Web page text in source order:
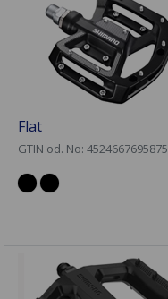
Flat
GTIN od. No: 4524667695875